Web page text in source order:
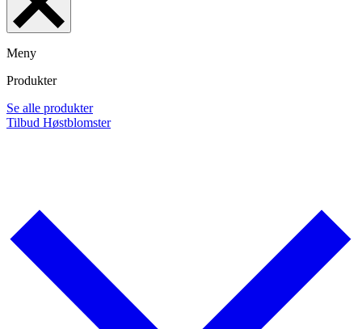
Meny
Produkter
Se alle produkter
Tilbud Høstblomster